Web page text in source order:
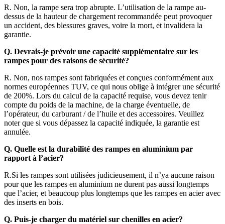
R. Non, la rampe sera trop abrupte. L’utilisation de la rampe au-
dessus de la hauteur de chargement recommandée peut provoquer
un accident, des blessures graves, voire la mort, et invalidera la
garantie.
Q. Devrais-je prévoir une capacité supplémentaire sur les
rampes pour des raisons de sécurité?
R. Non, nos rampes sont fabriquées et conçues conformément aux
normes européennes TUV, ce qui nous oblige à intégrer une sécurité
de 200%. Lors du calcul de la capacité requise, vous devez tenir
compte du poids de la machine, de la charge éventuelle, de
l’opérateur, du carburant / de l’huile et des accessoires. Veuillez
noter que si vous dépassez la capacité indiquée, la garantie est
annulée.
Q. Quelle est la durabilité des rampes en aluminium par
rapport à l’acier?
R.Si les rampes sont utilisées judicieusement, il n’ya aucune raison
pour que les rampes en aluminium ne durent pas aussi longtemps
que l’acier, et beaucoup plus longtemps que les rampes en acier avec
des inserts en bois.
Q. Puis-je charger du matériel sur chenilles en acier?